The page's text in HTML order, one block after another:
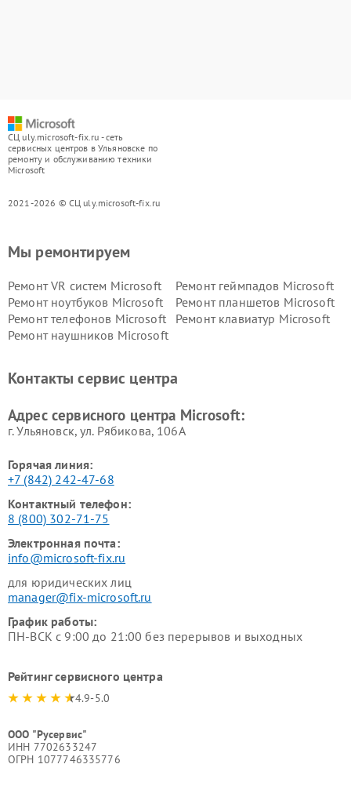
СЦ uly.microsoft-fix.ru - сеть
сервисных центров в Ульяновске по
ремонту и обслуживанию техники
Microsoft
2021-2026 © СЦ uly.microsoft-fix.ru
Мы ремонтируем
Ремонт VR систем Microsoft
Ремонт геймпадов Microsoft
Ремонт ноутбуков Microsoft
Ремонт планшетов Microsoft
Ремонт телефонов Microsoft
Ремонт клавиатур Microsoft
Ремонт наушников Microsoft
Контакты сервис центра
Адрес сервисного центра Microsoft:
г. Ульяновск, ул. Рябикова, 106А
Горячая линия:
+7 (842) 242-47-68
Контактный телефон:
8 (800) 302-71-75
Электронная почта:
info@microsoft-fix.ru
для юридических лиц
manager@fix-microsoft.ru
График работы:
ПН-ВСК с 9:00 до 21:00 без перерывов и выходных
Рейтинг сервисного центра
4.9-5.0
ООО "Русервис"
ИНН 7702633247
ОГРН 1077746335776